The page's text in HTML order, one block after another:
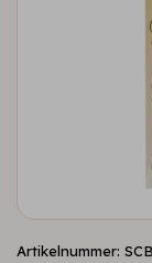
Artikelnummer: